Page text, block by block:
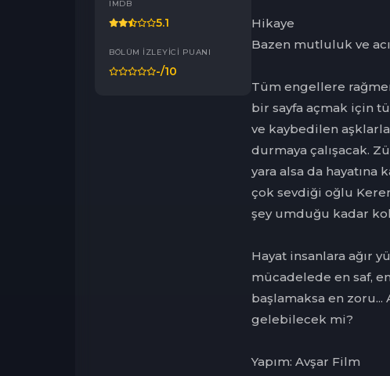
IMDB
5.1
BÖLÜM İZLEYICI PUANI
-/10
Hikaye
Bazen mutluluk ve
Tüm engellere
bir sayfa açmak için
ve kaybedilen
durmaya çalışacak.
yara alsa da hayatına
çok sevdiği oğlu
şey umduğu kadar
Hayat insanlara ağır
mücadelede en saf,
başlamaksa en
gelebilecek mi?
Yapım: Avşar Film